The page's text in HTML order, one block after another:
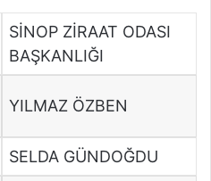
SİNOP ZİRAAT ODASI
BAŞKANLIĞI
YILMAZ ÖZBEN
SELDA GÜNDOĞDU